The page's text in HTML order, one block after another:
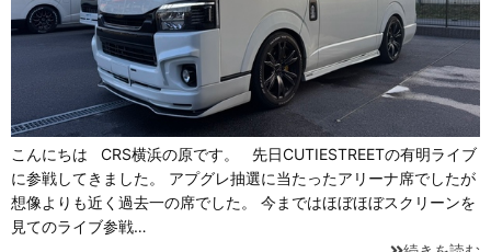
こんにちは CRS横浜の原です。 先日CUTIESTREETの有明ライブ
に参戦してきました。 アプグレ抽選に当たったアリーナ席でしたが
想像よりも近く過去一の席でした。 今まではほぼほぼスクリーンを
見てのライブ参戦…